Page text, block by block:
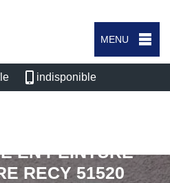
MENU
indisponible
EN PEINTURE
RECY 51520